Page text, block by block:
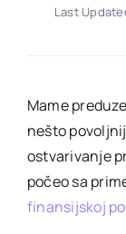
Last
Mame
nešto
ostvarivanje
počeo sa
finansijskoj